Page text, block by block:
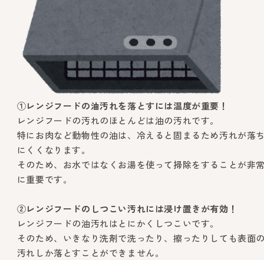
①レンジフードの油汚れを落とすには温度が重要！
レンジフードの汚れのほとんどは油の汚れです。
特にお肉など動物性の油は、冷えると固まるため汚れが落
にくくなります。
そのため、お水ではなくお湯を使って掃除をすることが非
に重要です。
②レンジフードのしつこい汚れには浸け置きが有効！
レンジフードの油汚れはとにかくしつこいです。
そのため、いきなり洗剤で洗ったり、擦ったりしても表面
汚れしか落とすことができません。